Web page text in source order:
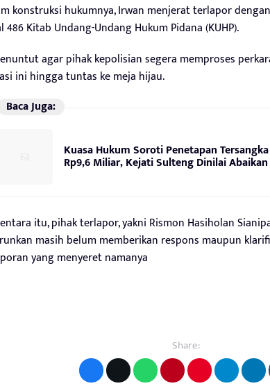
konstruksi hukumnya, Irwan menjerat terlapor
486 Kitab Undang-Undang Hukum Pidana (KUHP).
agar pihak kepolisian segera memproses
ini hingga tuntas ke meja hijau.
Baca Juga:
Kuasa Hukum Soroti Penetapan Tersangka
Rp9,6 Miliar, Kejati Sulteng Dinilai
itu, pihak terlapor, yakni Rismon Hasiholan
masih belum memberikan respons maupun
yang menyeret namanya
Share: